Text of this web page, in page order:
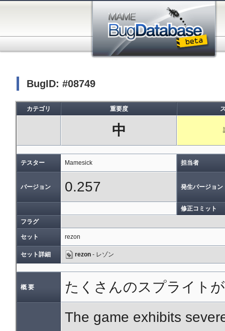
BugID: #08749
カテゴリ 重要度
中
テスター Mamesick 担当者
バージョン 0.257 発生バージョン
修正コミット
フラグ
セット rezon
セット詳細 rezon - レゾン
概 要 たくさんのスプライト
The game exhibits